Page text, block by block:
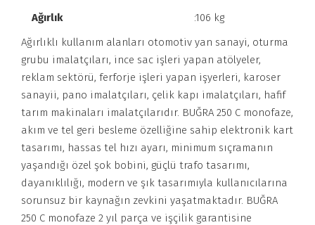
Ağırlık
:106 kg
Ağırlıklı kullanım alanları otomotiv yan sanayi, oturma
grubu imalatçıları, ince sac işleri yapan atölyeler,
reklam sektörü, ferforje işleri yapan işyerleri, karoser
sanayii, pano imalatçıları, çelik kapı imalatçıları, hafif
tarım makinaları imalatçılarıdır. BUĞRA 250 C monofaze,
akım ve tel geri besleme özelliğine sahip elektronik kart
tasarımı, hassas tel hızı ayarı, minimum sıçramanın
yaşandığı özel şok bobini, güçlü trafo tasarımı,
dayanıklılığı, modern ve şık tasarımıyla kullanıcılarına
sorunsuz bir kaynağın zevkini yaşatmaktadır. BUĞRA
250 C monofaze 2 yıl parça ve işçilik garantisine